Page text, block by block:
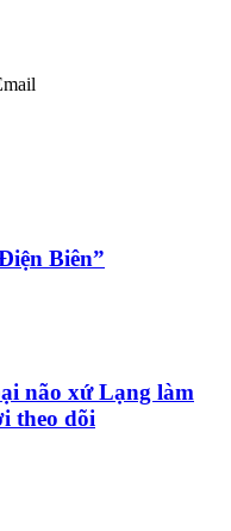
Biên”
não xứ Lạng làm
theo dõi